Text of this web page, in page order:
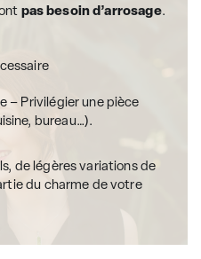
pas besoin d’arrosage.
– Privilégier une pièce
bureau…).
de légères variations de
du charme de votre